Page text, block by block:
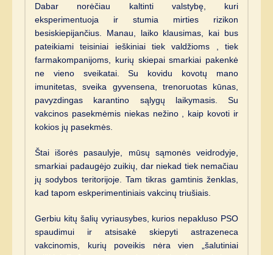
Dabar norėčiau kaltinti valstybę, kuri
eksperimentuoja ir stumia mirties rizikon
besiskiepijančius. Manau, laiko klausimas, kai bus
pateikiami teisiniai ieškiniai tiek valdžioms , tiek
farmakompanijoms, kurių skiepai smarkiai pakenkė
ne vieno sveikatai. Su kovidu kovotų mano
imunitetas, sveika gyvensena, trenoruotas kūnas,
pavyzdingas karantino sąlygų laikymasis. Su
vakcinos pasekmėmis niekas nežino , kaip kovoti ir
kokios jų pasekmės.
Štai išorės pasaulyje, mūsų sąmonės veidrodyje,
smarkiai padaugėjo zuikių, dar niekad tiek nemačiau
jų sodybos teritorijoje. Tam tikras gamtinis ženklas,
kad tapom eskperimentiniais vakcinų triušiais.
Gerbiu kitų šalių vyriausybes, kurios nepakluso PSO
spaudimui ir atsisakė skiepyti astrazeneca
vakcinomis, kurių poveikis nėra vien „šalutiniai